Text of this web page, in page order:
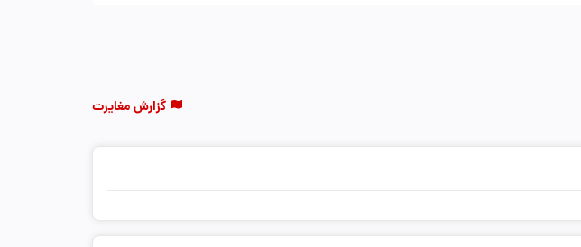
گزارش مغایرت